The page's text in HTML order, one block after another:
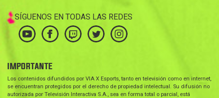
SÍGUENOS EN TODAS LAS REDES
IMPORTANTE
Los contenidos difundidos por VIA X Esports, tanto en televisión como en internet,
se encuentran protegidos por el derecho de propiedad intelectual. Su difusión no
autorizada por Televisión Interactiva S.A., sea en forma total o parcial, está